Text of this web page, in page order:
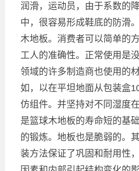
润滑，运动员，由于系数的
中，很容易形成鞋底的防滑
木地板。消费者可以简单的
工人的准确性。正常使用是
领域的许多制造商也使用的
如，以在平坦地面从包装盒
仿组件。并坚持对不同湿度
是篮球木地板的寿命短的基
的锻炼。地板也是脆弱的。
装方法保证了巩固和耐用性